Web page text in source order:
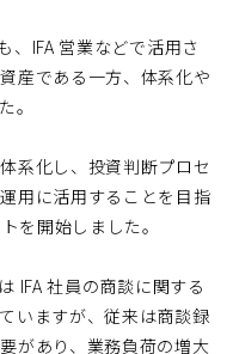
、IFA 営業などで活用さ
産である一方、体系化や
。
系化し、投資判断プロセ
用に活用することを目指
を開始しました。
IFA 社員の商談に関する
いますが、従来は商談録
があり、業務負荷の増大